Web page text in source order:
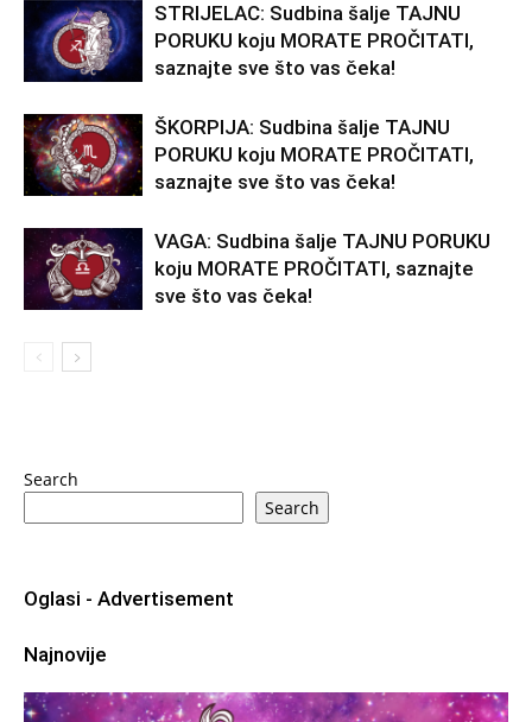
STRIJELAC: Sudbina šalje TAJNU
PORUKU koju MORATE PROČITATI,
saznajte sve što vas čeka!
ŠKORPIJA: Sudbina šalje TAJNU
PORUKU koju MORATE PROČITATI,
saznajte sve što vas čeka!
VAGA: Sudbina šalje TAJNU PORUKU
koju MORATE PROČITATI, saznajte
sve što vas čeka!
Search
Search
Oglasi - Advertisement
Najnovije